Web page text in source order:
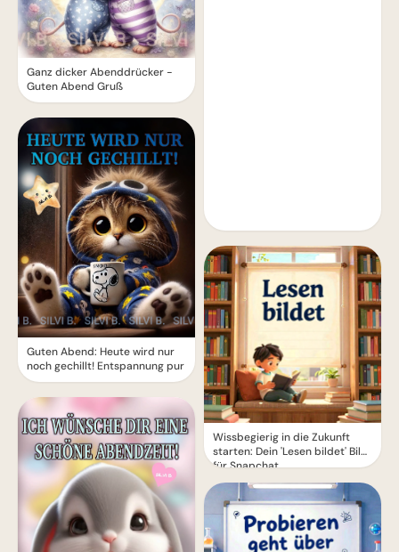
Ganz dicker Abenddrücker -
Guten Abend Gruß
Guten Abend: Heute wird nur
noch gechillt! Entspannung pur
Wissbegierig in die Zukunft
starten: Dein 'Lesen bildet' Bild
für Snapchat